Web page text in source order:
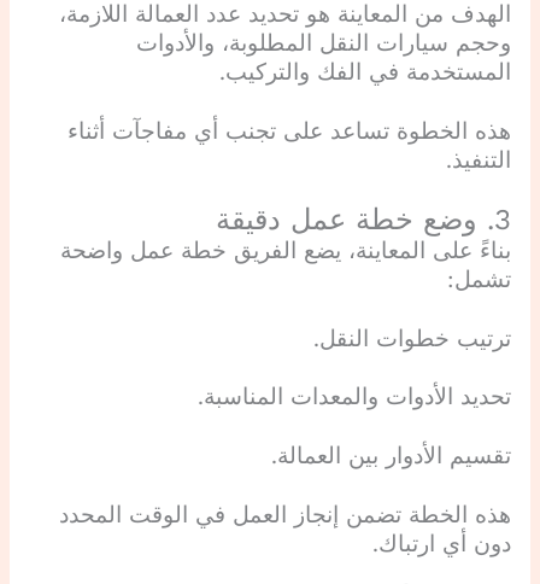
الهدف من المعاينة هو تحديد عدد العمالة اللازمة،
وحجم سيارات النقل المطلوبة، والأدوات
المستخدمة في الفك والتركيب.
هذه الخطوة تساعد على تجنب أي مفاجآت أثناء
التنفيذ.
3. وضع خطة عمل دقيقة
بناءً على المعاينة، يضع الفريق خطة عمل واضحة
تشمل:
ترتيب خطوات النقل.
تحديد الأدوات والمعدات المناسبة.
تقسيم الأدوار بين العمالة.
هذه الخطة تضمن إنجاز العمل في الوقت المحدد
دون أي ارتباك.